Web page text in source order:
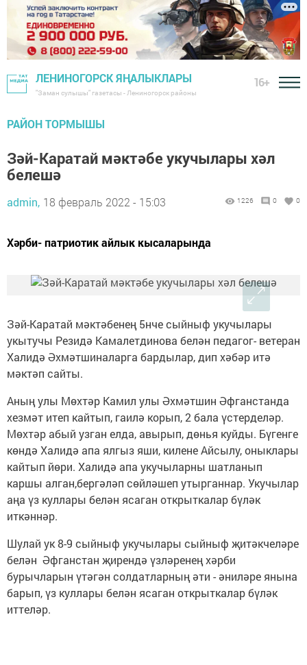
ЛЕНИНОГОРСК ЯҢАЛЫКЛАРЫ
"Заман сулышы" газетасы - Лениногорск районы
16+
РАЙОН ТОРМЫШЫ
Зәй-Каратай мәктәбе укучылары хәл
белешә
admin, 18 февраль 2022 - 15:03 1226 0 0
Хәрби- патриотик айлык кысаларында
Зәй-Каратай мәктәбенең 5нче сыйныф укучылары
укытучы Резидә Камалетдинова белән педагог- ветеран
Халидә Әхмәтшиналарга бардылар, дип хәбәр итә
мәктәп сайты.
Аның улы Мөхтәр Камил улы Әхмәтшин Әфганстанда
хезмәт итеп кайтып, гаилә корып, 2 бала үстерделәр.
Мөхтәр абый узган елда, авырып, дөнья куйды. Бүгенге
көндә Халидә апа ялгыз яши, килене Айсылу, оныклары
кайтып йөри. Халидә апа укучыларны шатланып
каршы алган,бергәләп сөйләшеп утырганнар. Укучылар
аңа үз куллары белән ясаган открыткалар бүләк
иткәннәр.
Шулай ук 8-9 сыйныф укучылары сыйныф җитәкчеләре
белән Әфганстан җирендә үзләренең хәрби
бурычларын үтәгән солдатларның әти - әниләре янына
барып, үз куллары белән ясаган открыткалар бүләк
иттеләр.